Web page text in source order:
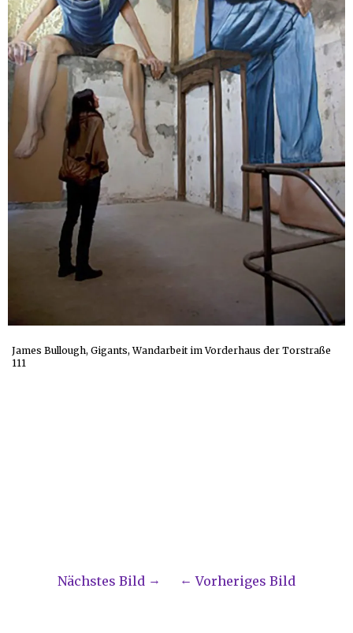
James Bullough, Gigants, Wandarbeit im Vorderhaus der Torstraße
111
Nächstes Bild Vorheriges Bild